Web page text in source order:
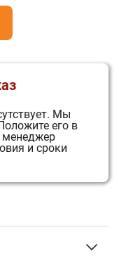
Мы
Положите его в
и сроки